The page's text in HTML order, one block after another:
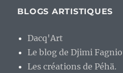
BLOGS ARTISTIQUES
Dacq'Art
Le blog de Djimi
Les créations de Péhä.